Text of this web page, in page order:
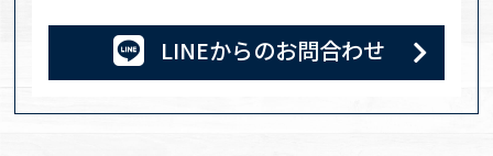
LINEからのお問合わせ